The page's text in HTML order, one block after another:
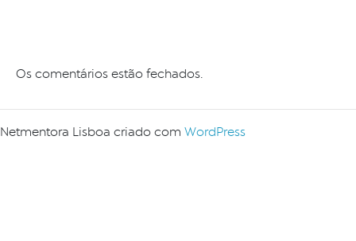
Os comentários estão fechados.
Netmentora Lisboa criado com WordPress